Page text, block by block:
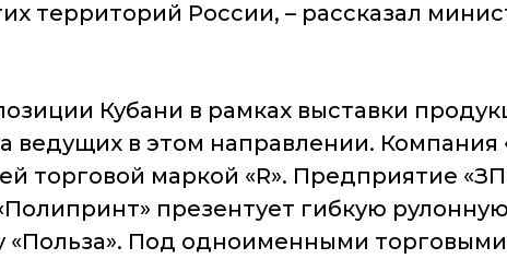
территорий России, – рассказал
Кубани в рамках выставки
ведущих в этом направлении.
торговой маркой «R». Предприятие
презентует гибкую
«Польза». Под одноименными